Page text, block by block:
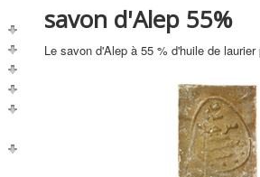
savon d'Alep 55%
Le savon d'Alep à 55 % d'huile de